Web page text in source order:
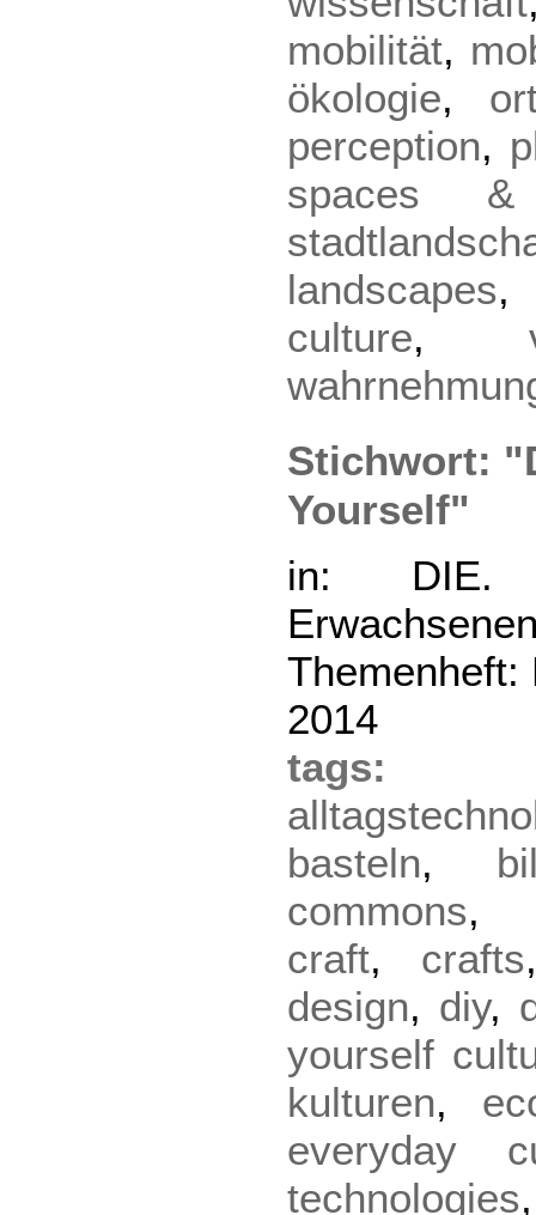
mobilität,
ökologie,
perception,
spaces &
landscapes,
culture,
Stichwort:
Yourself"
in: DIE.
Themenheft:
2014
basteln,
commons
craft, crafts
design, diy,
yourself
kulturen,
everyday
technologies